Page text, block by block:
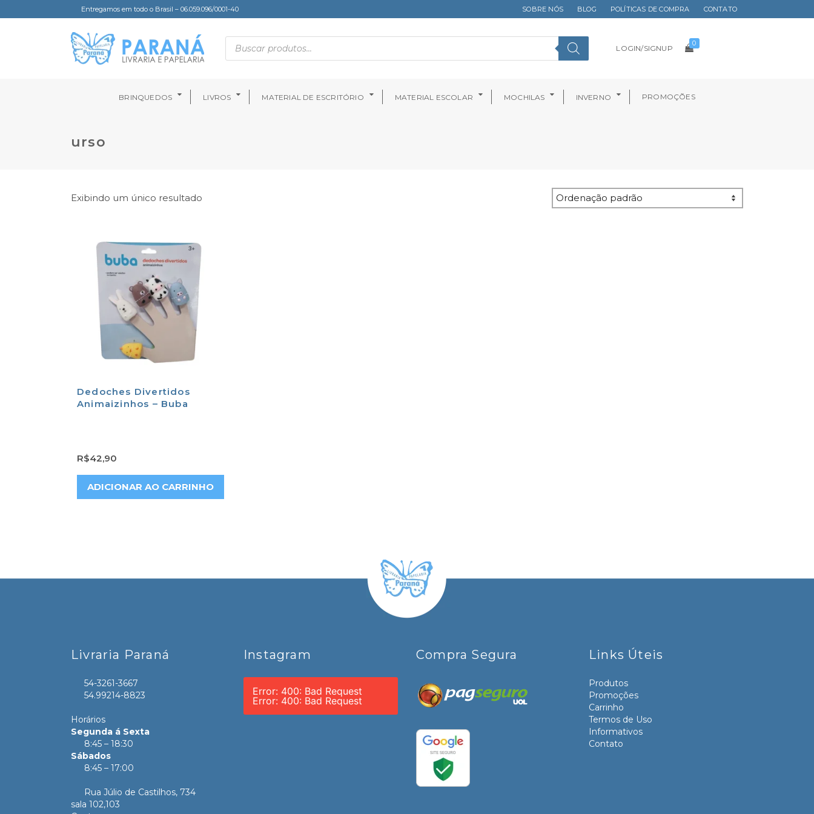
Entregamos em todo o Brasil – 06.059.096/0001-40 SOBRE NÓS BLOG POLÍTICAS DE COMPRA CONTATO
LOGIN/SIGNUP
0
BRINQUEDOS LIVROS MATERIAL DE ESCRITÓRIO MATERIAL ESCOLAR MOCHILAS INVERNO PROMOÇÕES
urso
Exibindo um único resultado
Dedoches Divertidos
Animaizinhos – Buba
R$42,90
ADICIONAR AO CARRINHO
Livraria Paraná
54-3261-3667
54.99214-8823
Horários
Segunda á Sexta
8:45 – 18:30
Sábados
8:45 – 17:00
Rua Júlio de Castilhos, 734
sala 102,103
Instagram
Error: 400: Bad Request
Error: 400: Bad Request
Compra Segura Links Úteis
Produtos
Promoções
Carrinho
Termos de Uso
Informativos
Contato